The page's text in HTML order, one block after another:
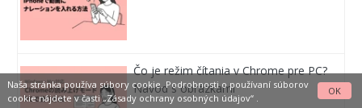
Čo je režim čítania v Chrome pre PC?
Návod s obrázkami
Naša stránka používa súbory cookie. Podrobnosti o používaní súborov
cookie nájdete v časti„Zásady ochrany osobných údajov“.
OK